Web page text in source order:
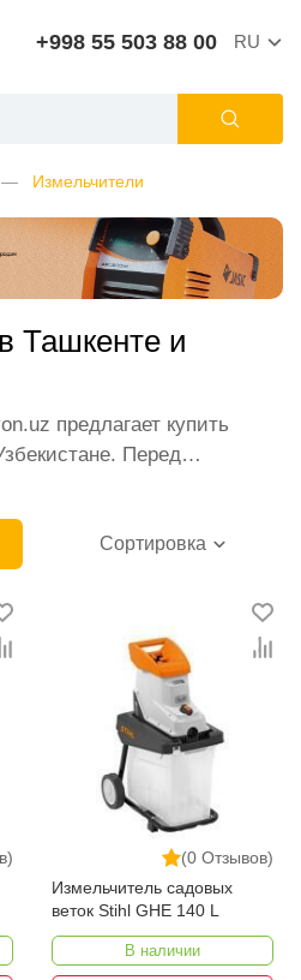
+998 55 503 88 00 RU
Измельчители
Ташкенте и
предлагает купить
Перед
широкие
представлены лучшие
других ведущих
выбрать удобный
садовые измельчители
регионы Узбекистана.
акции, позволяющие
расходы покупателей. При
предлагает минимальные
измельчители веток
ikarvon.uz также
консультантов.
Сортировка
(0 Отзывов)
Измельчитель садовых
веток Stihl GHE 140 L
В наличии